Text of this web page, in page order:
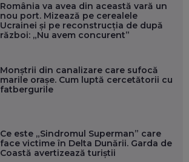
România va avea din această vară un
nou port. Mizează pe cerealele
Ucrainei și pe reconstrucția de după
război: „Nu avem concurent”
Monștrii din canalizare care sufocă
marile orașe. Cum luptă cercetătorii cu
fatbergurile
Ce este „Sindromul Superman” care
face victime în Delta Dunării. Garda de
Coastă avertizează turiștii